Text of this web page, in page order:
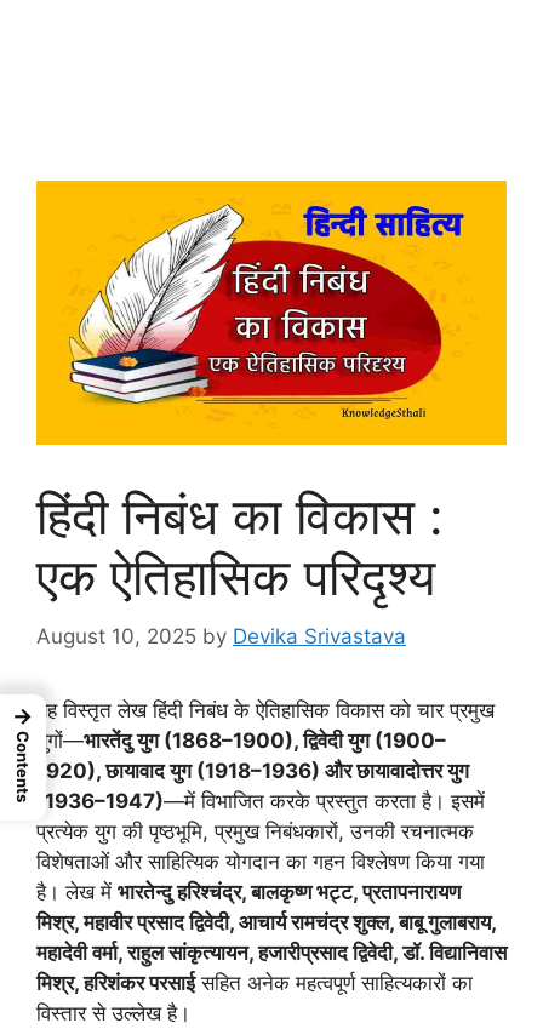
हिंदी निबंध का विकास :
एक ऐतिहासिक परिदृश्य
August 10, 2025 by Devika Srivastava
यह विस्तृत लेख हिंदी निबंध के ऐतिहासिक विकास को चार प्रमुख
युगों—भारतेंदु युग (1868–1900), द्विवेदी युग (1900–
1920), छायावाद युग (1918–1936) और छायावादोत्तर युग
(1936–1947)—में विभाजित करके प्रस्तुत करता है। इसमें
प्रत्येक युग की पृष्ठभूमि, प्रमुख निबंधकारों, उनकी रचनात्मक
विशेषताओं और साहित्यिक योगदान का गहन विश्लेषण किया गया
है। लेख में भारतेन्दु हरिश्चंद्र, बालकृष्ण भट्ट, प्रतापनारायण
मिश्र, महावीर प्रसाद द्विवेदी, आचार्य रामचंद्र शुक्ल, बाबू गुलाबराय,
महादेवी वर्मा, राहुल सांकृत्यायन, हजारीप्रसाद द्विवेदी, डॉ. विद्यानिवास
मिश्र, हरिशंकर परसाईसहित अनेक महत्वपूर्ण साहित्यकारों का
विस्तार से उल्लेख है।
→
Contents